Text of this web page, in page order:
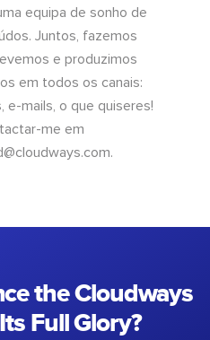
equipa de sonho de
Juntos, fazemos
e produzimos
em todos os canais:
e-mails, o que quiseres!
me em
.
the Cloudways
Full Glory?